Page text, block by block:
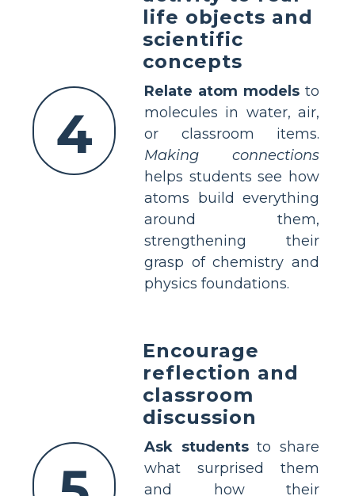
4
life objects and
scientific
concepts
Relate atom models to
molecules in water, air,
or classroom items.
Making connections
helps students see how
atoms build everything
around them,
strengthening their
grasp of chemistry and
physics foundations.
Encourage
reflection and
classroom
discussion
Ask studentsto share
what surprised them
and how their